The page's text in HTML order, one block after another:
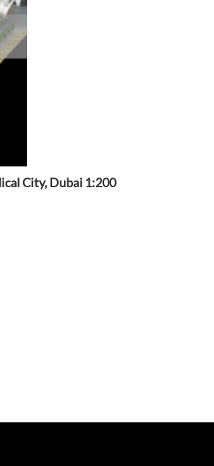
City, Dubai 1:200